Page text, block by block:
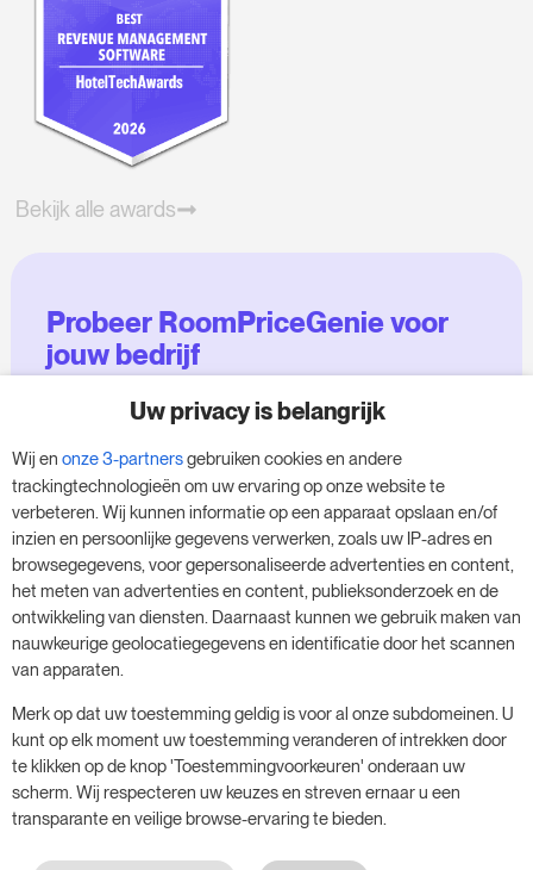
Bekijk alle awards
Probeer RoomPriceGenie voor
jouw bedrijf
Maak gebruik van onze 14-daagse proefversie
en geef je bedrijf een boost - zonder
verplichtingen.
Boek een afspraak om je gratis proefperiode
van 14 dagen te starten.
Start je gratis proefperiode
Plan je vergadering
Uw privacy is belangrijk
Wij en onze 3-partnersgebruiken cookies en andere
trackingtechnologieën om uw ervaring op onze website te
verbeteren. Wij kunnen informatie op een apparaat opslaan en/of
inzien en persoonlijke gegevens verwerken, zoals uw IP-adres en
browsegegevens, voor gepersonaliseerde advertenties en content,
het meten van advertenties en content, publieksonderzoek en de
ontwikkeling van diensten. Daarnaast kunnen we gebruik maken van
nauwkeurige geolocatiegegevens en identificatie door het scannen
van apparaten.
Merk op dat uw toestemming geldig is voor al onze subdomeinen. U
kunt op elk moment uw toestemming veranderen of intrekken door
te klikken op de knop 'Toestemmingvoorkeuren' onderaan uw
scherm. Wij respecteren uw keuzes en streven ernaar u een
transparante en veilige browse-ervaring te bieden.